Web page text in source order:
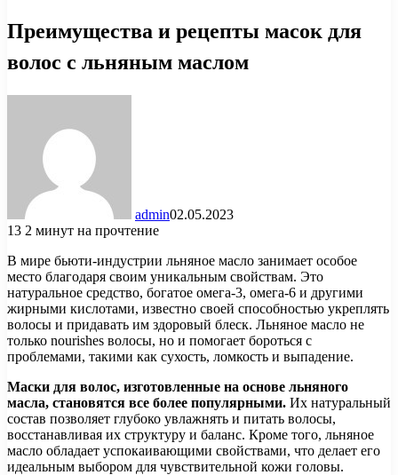
Преимущества и рецепты масок для
волос с льняным маслом
admin02.05.2023
13 2 минут на прочтение
В мире бьюти-индустрии льняное масло занимает особое
место благодаря своим уникальным свойствам. Это
натуральное средство, богатое омега-3, омега-6 и другими
жирными кислотами, известно своей способностью укреплять
волосы и придавать им здоровый блеск. Льняное масло не
только nourishes волосы, но и помогает бороться с
проблемами, такими как сухость, ломкость и выпадение.
Маски для волос, изготовленные на основе льняного
масла, становятся все более популярными. Их натуральный
состав позволяет глубоко увлажнять и питать волосы,
восстанавливая их структуру и баланс. Кроме того, льняное
масло обладает успокаивающими свойствами, что делает его
идеальным выбором для чувствительной кожи головы.